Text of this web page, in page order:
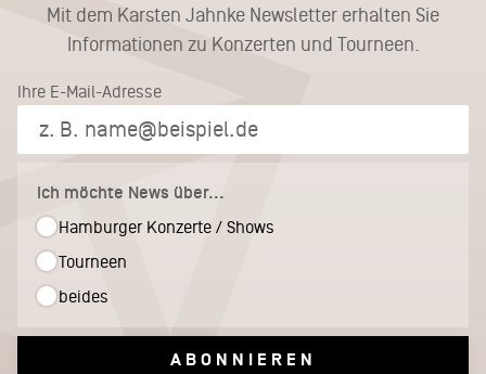
Mit dem Karsten Jahnke Newsletter erhalten Sie
Informationen zu Konzerten und Tourneen.
Ihre E-Mail-Adresse
Ich möchte News über...
Hamburger Konzerte / Shows
Tourneen
beides
ABONNIEREN